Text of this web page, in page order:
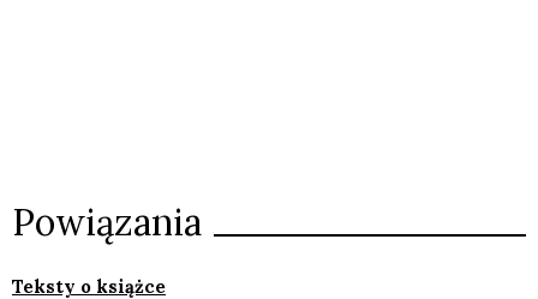
Powiązania
Teksty o książce